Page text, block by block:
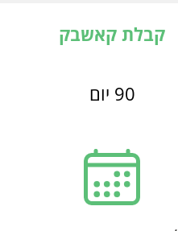
קבלת קאשבק
90 יום